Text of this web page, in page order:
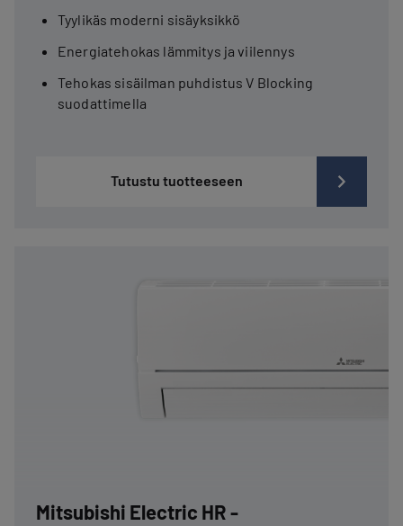
Tyylikäs moderni sisäyksikkö
Energiatehokas lämmitys ja viilennys
Tehokas sisäilman puhdistus V Blocking
suodattimella
Tutustu tuotteeseen
Mitsubishi Electric HR -